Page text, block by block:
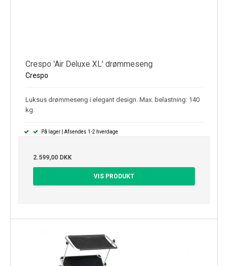
Crespo 'Air Deluxe XL' drømmeseng
Crespo
Luksus drømmeseng i elegant design. Max. belastning: 140
kg.
På lager | Afsendes 1-2 hverdage
2.599,00 DKK
VIS PRODUKT